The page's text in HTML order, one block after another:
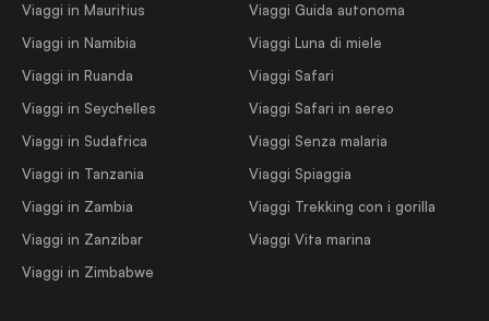
Viaggi in Mauritius
Viaggi in Namibia
Viaggi in Ruanda
Viaggi in Seychelles
Viaggi in Sudafrica
Viaggi in Tanzania
Viaggi in Zambia
Viaggi in Zanzibar
Viaggi in Zimbabwe
Viaggi Guida autonoma
Viaggi Luna di miele
Viaggi Safari
Viaggi Safari in aereo
Viaggi Senza malaria
Viaggi Spiaggia
Viaggi Trekking con i gorilla
Viaggi Vita marina